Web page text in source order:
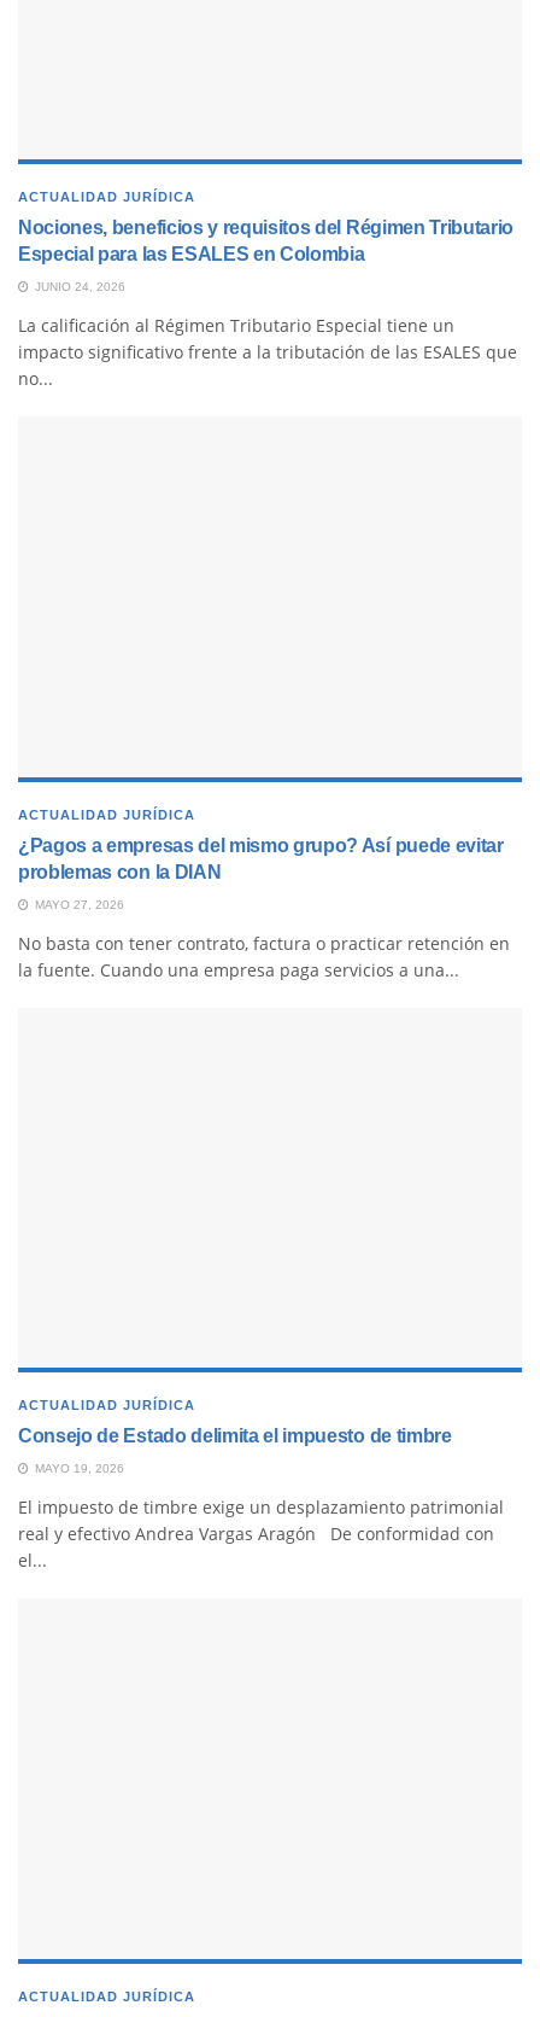
ACTUALIDAD JURÍDICA
Nociones, beneficios y requisitos del Régimen Tributario
Especial para las ESALES en Colombia
JUNIO 24, 2026
La calificación al Régimen Tributario Especial tiene un
impacto significativo frente a la tributación de las ESALES que
no...
ACTUALIDAD JURÍDICA
¿Pagos a empresas del mismo grupo? Así puede evitar
problemas con la DIAN
MAYO 27, 2026
No basta con tener contrato, factura o practicar retención en
la fuente. Cuando una empresa paga servicios a una...
ACTUALIDAD JURÍDICA
Consejo de Estado delimita el impuesto de timbre
MAYO 19, 2026
El impuesto de timbre exige un desplazamiento patrimonial
real y efectivo Andrea Vargas Aragón De conformidad con
el...
ACTUALIDAD JURÍDICA